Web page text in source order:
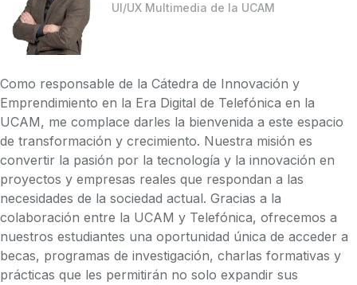
UI/UX Multimedia de la UCAM
Como responsable de la Cátedra de Innovación y
Emprendimiento en la Era Digital de Telefónica en la
UCAM, me complace darles la bienvenida a este espacio
de transformación y crecimiento. Nuestra misión es
convertir la pasión por la tecnología y la innovación en
proyectos y empresas reales que respondan a las
necesidades de la sociedad actual. Gracias a la
colaboración entre la UCAM y Telefónica, ofrecemos a
nuestros estudiantes una oportunidad única de acceder a
becas, programas de investigación, charlas formativas y
prácticas que les permitirán no solo expandir sus